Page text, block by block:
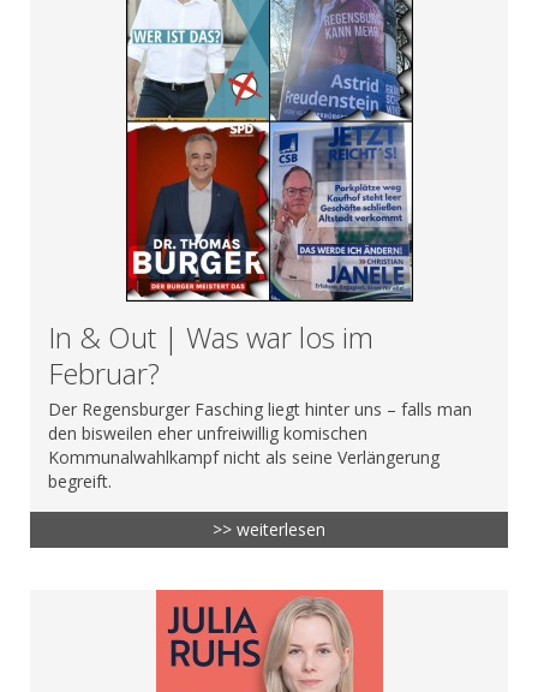
In & Out | Was war los im
Februar?
Der Regensburger Fasching liegt hinter uns – falls man
den bisweilen eher unfreiwillig komischen
Kommunalwahlkampf nicht als seine Verlängerung
begreift.
>> weiterlesen